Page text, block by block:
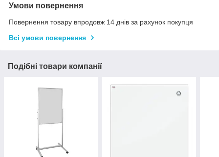
Умови повернення
Повернення товару впродовж 14 днів за рахунок покупця
Всі умови повернення
Подібні товари компанії